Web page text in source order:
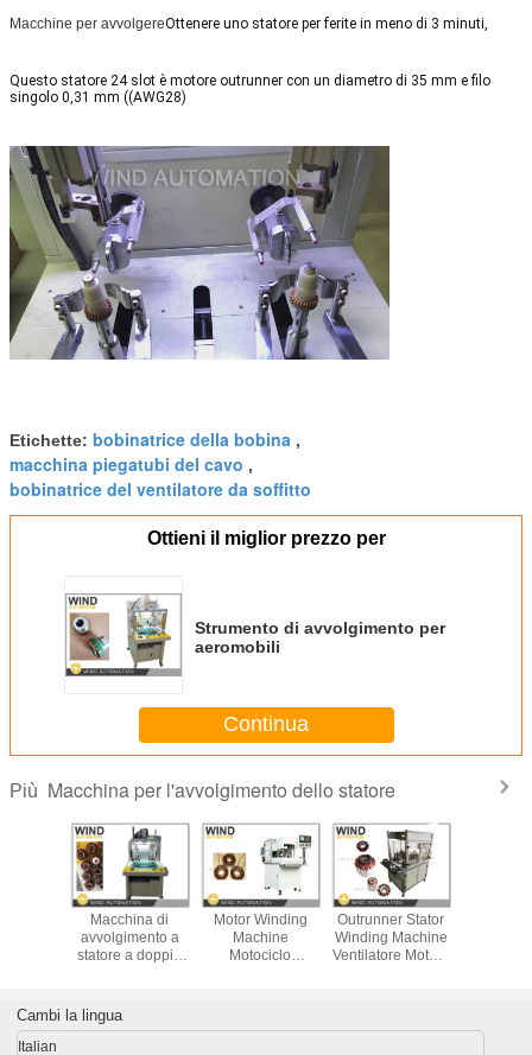
Macchine per avvolgereOttenere uno statore per ferite in meno di 3 minuti,
Questo statore 24 slot è motore outrunner con un diametro di 35 mm e filo
singolo 0,31 mm ((AWG28)
Etichette: bobinatrice della bobina ,
macchina piegatubi del cavo ,
bobinatrice del ventilatore da soffitto
Ottieni il miglior prezzo per
Strumento di avvolgimento per
aeromobili
Continua
Più Macchina per l'avvolgimento dello statore
di
Statori
Macchina di
avvolgimento a
statore a doppia
a singola fase 3
Motor Winding
Machine
Motociclo
Outrunner Stator
Winding Machine
Ventilatore Motore
Cambi la lingua
Italian